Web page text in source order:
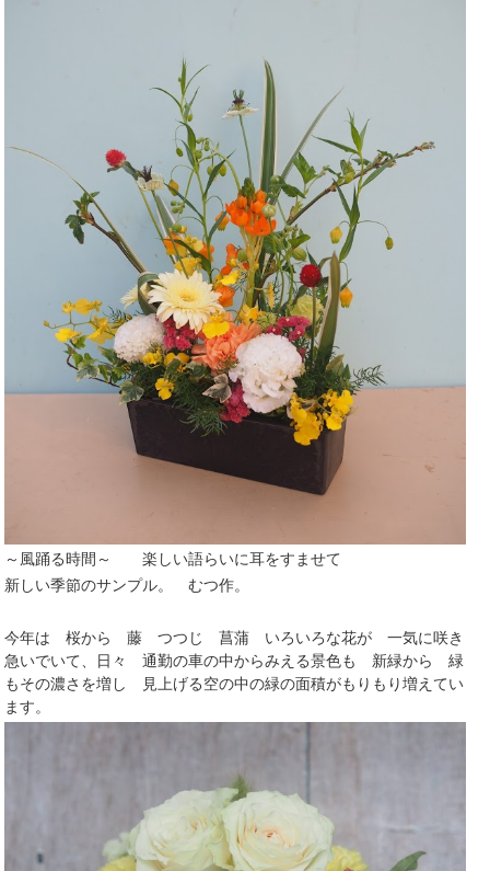
～風踊る時間～ 楽しい語らいに耳をすませて
新しい季節のサンプル。 むつ作。
今年は 桜から 藤 つつじ 菖蒲 いろいろな花が 一気に咲き
急いでいて、日々 通勤の車の中からみえる景色も 新緑から 緑
もその濃さを増し 見上げる空の中の緑の面積がもりもり増えてい
ます。